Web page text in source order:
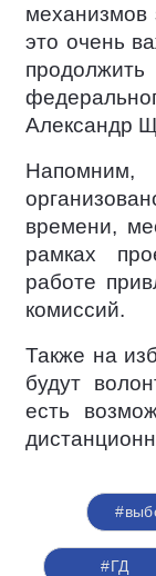
механизмов
это очень
Александр
Напомним,
времени,
рамках
работе
комиссий.
Также на
будут
есть
#ГД